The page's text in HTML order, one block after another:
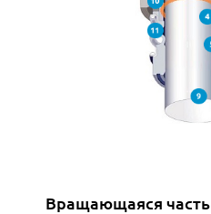
Вращающаяся часть